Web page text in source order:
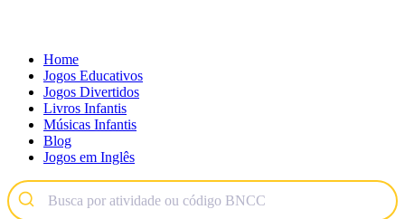
Home
Jogos Educativos
Jogos Divertidos
Livros Infantis
Músicas Infantis
Blog
Jogos em Inglês